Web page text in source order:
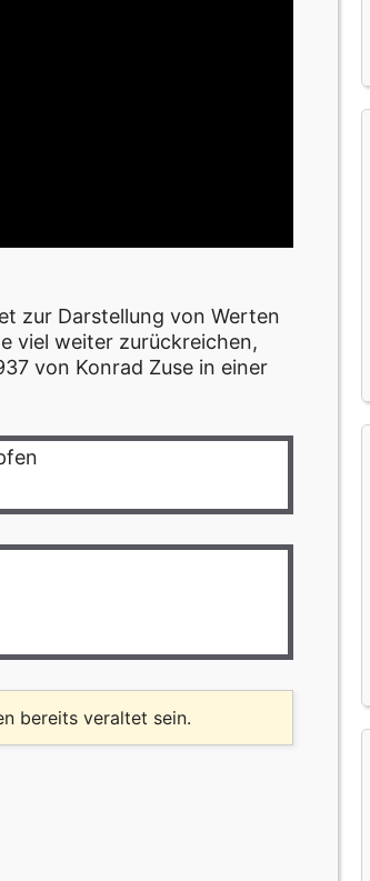
zur Darstellung von Werten
viel weiter zurückreichen,
von Konrad Zuse in einer
bereits veraltet sein.